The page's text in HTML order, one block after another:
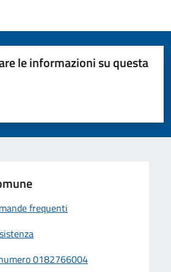
le informazioni su questa
5 stelle su 5
su 5
su 5
5
frequenti
0182766004